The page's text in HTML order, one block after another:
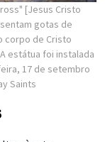
[Jesus Cristo
gotas de
corpo de Cristo
estátua foi instalada
17 de setembro
Saints